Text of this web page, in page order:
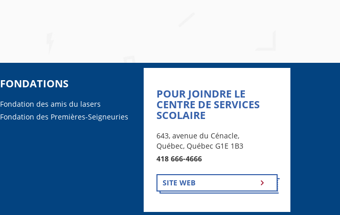
FONDATIONS
Fondation des amis du lasers
Fondation des Premières-Seigneuries
POUR JOINDRE LE
CENTRE DE SERVICES
SCOLAIRE
643, avenue du Cénacle,
Québec, Québec G1E 1B3
418 666-4666
SITE WEB